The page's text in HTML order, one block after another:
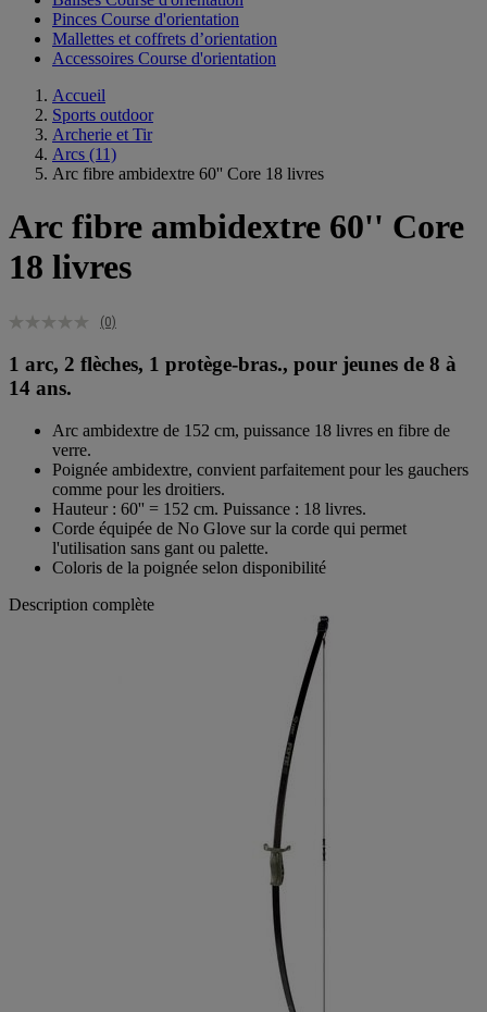
Pinces Course d'orientation
Mallettes et coffrets d’orientation
Accessoires Course d'orientation
Accueil
Sports outdoor
Archerie et Tir
Arcs (11)
Arc fibre ambidextre 60'' Core 18 livres
Arc fibre ambidextre 60'' Core
18 livres
(0)
1 arc, 2 flèches, 1 protège-bras., pour jeunes de 8 à
14 ans.
Arc ambidextre de 152 cm, puissance 18 livres en fibre de
verre.
Poignée ambidextre, convient parfaitement pour les gauchers
comme pour les droitiers.
Hauteur : 60'' = 152 cm. Puissance : 18 livres.
Corde équipée de No Glove sur la corde qui permet
l'utilisation sans gant ou palette.
Coloris de la poignée selon disponibilité
Description complète